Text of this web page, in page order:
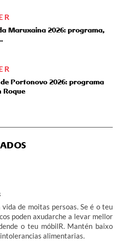
R
Maruxaina 2026: programa,
R
de Portonovo 2026: programa
Roque
de moitas persoas. Se é o teu
poden axudarche a levar mellor
o teu móbilR. Mantén baixo
alimentarias.